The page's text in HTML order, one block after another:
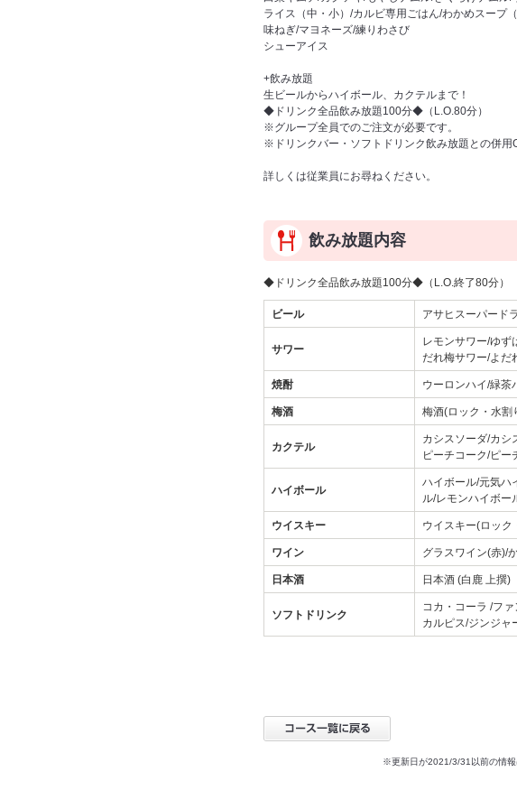
ライス（中・小）/カルビ専用ごはん/わかめスープ（
味ねぎ/マヨネーズ/練りわさび
シューアイス
+飲み放題
生ビールからハイボール、カクテルまで！
◆ドリンク全品飲み放題100分◆（L.O.80分）
※グループ全員でのご注文が必要です。
※ドリンクバー・ソフトドリンク飲み放題との併用
詳しくは従業員にお尋ねください。
飲み放題内容
◆ドリンク全品飲み放題100分◆（L.O.終了80分）
ビール アサヒスーパード
サワー
レモンサワー/ゆず
だれ梅サワー/よだ
焼酎 ウーロンハイ/緑茶
梅酒 梅酒(ロック・水割
カクテル
カシスソーダ/カシ
ピーチコーク/ピー
ハイボール
ハイボール/元気ハ
ル/レモンハイボー
ウイスキー ウイスキー(ロック
ワイン グラスワイン(赤)/
日本酒 日本酒 (白鹿 上撰)
ソフトドリンク
コカ・コーラ /フ
カルピス/ジンジャ
※更新日が2021/3/31以前の情報